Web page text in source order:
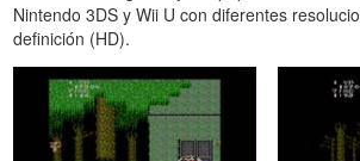
Nintendo 3DS y Wii U con diferentes
definición (HD).